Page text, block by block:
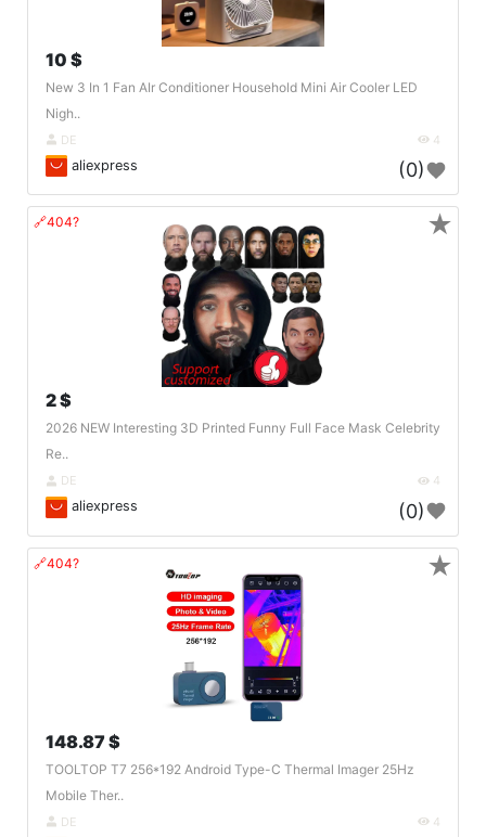
10 $
New 3 In 1 Fan AIr Conditioner Household Mini Air Cooler LED
Nigh..
DE 4
aliexpress (0)
🔗404?
2 $
2026 NEW Interesting 3D Printed Funny Full Face Mask Celebrity
Re..
DE 4
aliexpress (0)
★
🔗404?
148.87 $
TOOLTOP T7 256*192 Android Type-C Thermal Imager 25Hz
Mobile Ther..
DE 4
★